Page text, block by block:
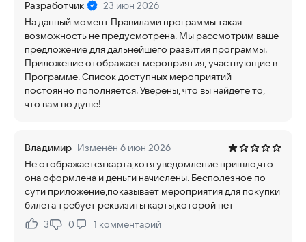
Разработчик
23 июн 2026
На данный момент Правилами программы такая
возможность не предусмотрена. Мы рассмотрим ваше
предложение для дальнейшего развития программы.
Приложение отображает мероприятия, участвующие в
Программе. Список доступных мероприятий
постоянно пополняется. Уверены, что вы найдёте то,
что вам по душе!
Владимир Изменён 6 июн 2026
Не отображается карта,хотя уведомление пришло,что
она оформлена и деньги начислены. Бесполезное по
сути приложение,показывает мероприятия для покупки
билета требует реквизиты карты,которой нет
Нравится:
3Не нравится:
0 1 комментарий